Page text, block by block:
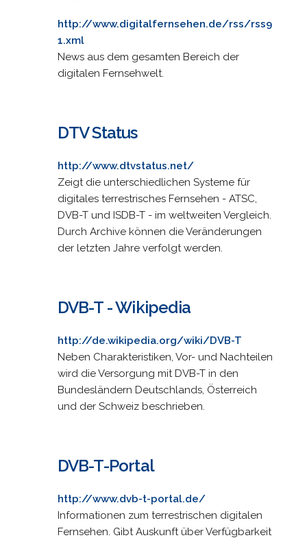
http://www.digitalfernsehen.de/rss/rss9
1.xml
News aus dem gesamten Bereich der
digitalen Fernsehwelt.
DTV Status
http://www.dtvstatus.net/
Zeigt die unterschiedlichen Systeme für
digitales terrestrisches Fernsehen - ATSC,
DVB-T und ISDB-T - im weltweiten Vergleich.
Durch Archive können die Veränderungen
der letzten Jahre verfolgt werden.
DVB-T - Wikipedia
http://de.wikipedia.org/wiki/DVB-T
Neben Charakteristiken, Vor- und Nachteilen
wird die Versorgung mit DVB-T in den
Bundesländern Deutschlands, Österreich
und der Schweiz beschrieben.
DVB-T-Portal
http://www.dvb-t-portal.de/
Informationen zum terrestrischen digitalen
Fernsehen. Gibt Auskunft über Verfügbarkeit